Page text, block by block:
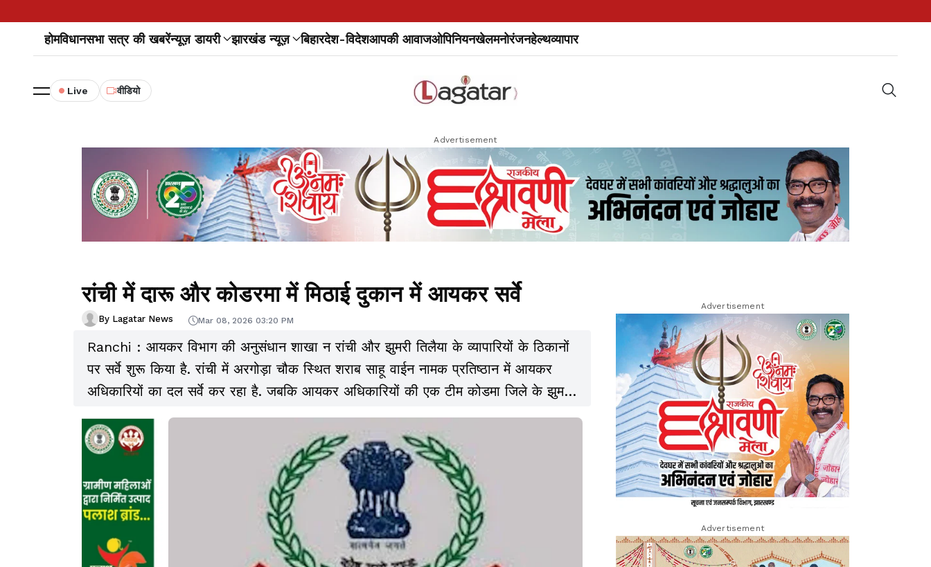
होमविधानसभा सत्र की खबरेंन्यूज़ डायरी झारखंड न्यूज़ बिहारदेश-विदेशआपकी आवाजओपिनियनखेलमनोरंजनहेल्थव्यापार
Live वीडियो
Advertisement
रांची में दारू और कोडरमा में मिठाई दुकान में आयकर सर्वे
By Lagatar News Mar 08, 2026 03:20 PM
Ranchi : आयकर विभाग की अनुसंधान शाखा न रांची और झुमरी तिलैया के व्यापारियों के ठिकानों
पर सर्वे शुरू किया है. रांची में अरगोड़ा चौक स्थित शराब साहू वाईन नामक प्रतिष्ठान में आयकर
अधिकारियों का दल सर्वे कर रहा है. जबकि आयकर अधिकारियों की एक टीम कोडमा जिले के झुमरी
तिलैया में मिठाई दुकान कन्हैया कंफेक्शनरी नाम प्रतिष्ठान में सर्वे शुरू किया है.
Advertisement
Advertisement